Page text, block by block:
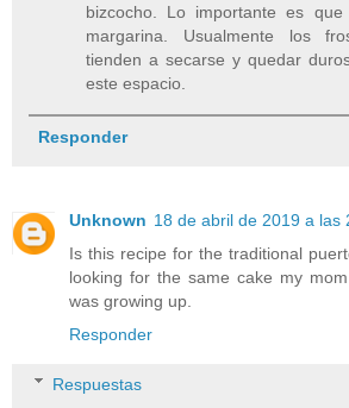
bizcocho. Lo importante es
margarina. Usualmente los
tienden a secarse y quedar
este espacio.
Responder
Unknown 18 de abril de 2019 a las
Is this recipe for the traditional
looking for the same cake my
was growing up.
Responder
Respuestas